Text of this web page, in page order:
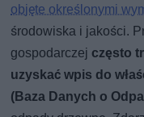
objęte określonymi
środowiska i jakości.
gospodarczej często
uzyskać wpis do
(Baza Danych o